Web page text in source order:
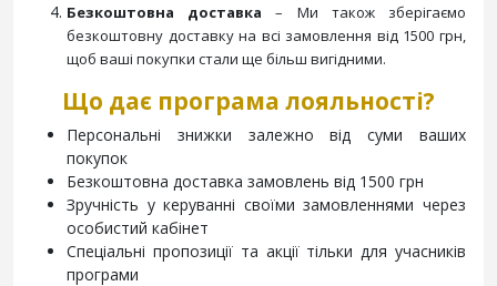
Безкоштовна доставка – Ми також зберігаємо
безкоштовну доставку на всі замовлення від 1500 грн,
щоб ваші покупки стали ще більш вигідними.
Що дає програма лояльності?
Персональні знижки залежно від суми ваших
покупок
Безкоштовна доставка замовлень від 1500 грн
Зручність у керуванні своїми замовленнями через
особистий кабінет
Спеціальні пропозиції та акції тільки для учасників
програми